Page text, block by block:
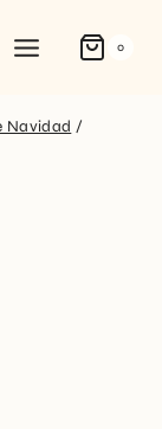
0
Navidad /